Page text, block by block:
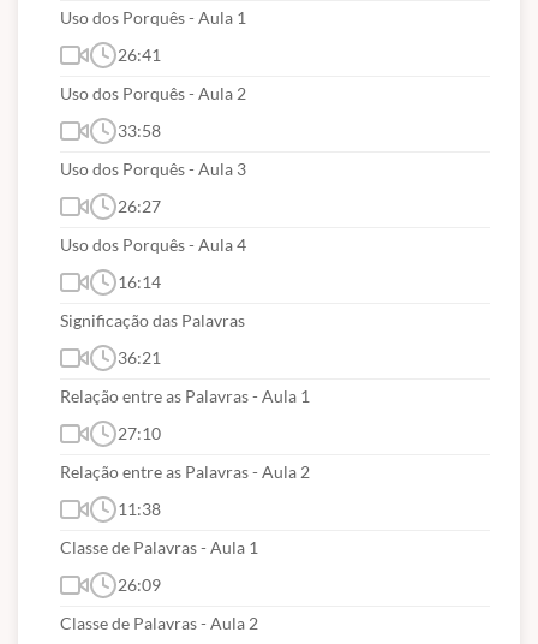
Uso dos Porquês - Aula 1
26:41
Uso dos Porquês - Aula 2
33:58
Uso dos Porquês - Aula 3
26:27
Uso dos Porquês - Aula 4
16:14
Significação das Palavras
36:21
Relação entre as Palavras - Aula 1
27:10
Relação entre as Palavras - Aula 2
11:38
Classe de Palavras - Aula 1
26:09
Classe de Palavras - Aula 2